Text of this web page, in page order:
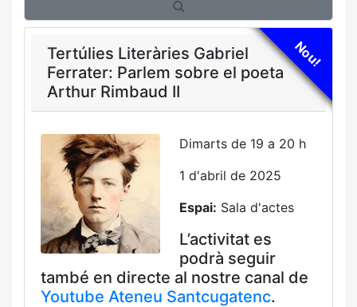
Nou!
Tertúlies Literàries Gabriel
Ferrater: Parlem sobre el poeta
Arthur Rimbaud II
Dimarts de 19 a 20 h
1 d'abril de 2025
Espai: Sala d'actes
L’activitat es
podrà seguir
també en directe al nostre canal de
Youtube Ateneu Santcugatenc.